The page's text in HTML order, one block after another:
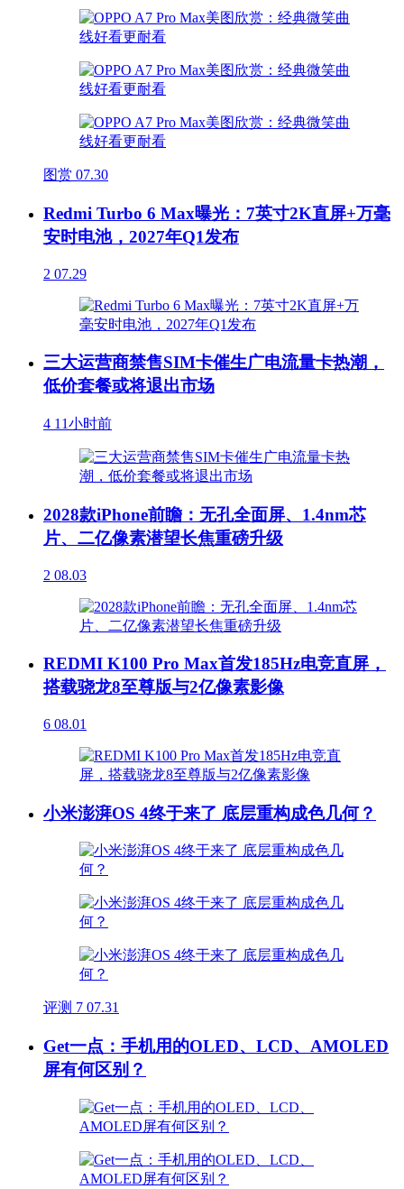
图赏 07.30
Redmi Turbo 6 Max曝光：7英寸2K直屏+万毫
安时电池，2027年Q1发布
2 07.29
三大运营商禁售SIM卡催生广电流量卡热潮，
低价套餐或将退出市场
4 11小时前
2028款iPhone前瞻：无孔全面屏、1.4nm芯
片、二亿像素潜望长焦重磅升级
2 08.03
REDMI K100 Pro Max首发185Hz电竞直屏，
搭载骁龙8至尊版与2亿像素影像
6 08.01
小米澎湃OS 4终于来了 底层重构成色几何？
评测 7 07.31
Get一点：手机用的OLED、LCD、AMOLED
屏有何区别？